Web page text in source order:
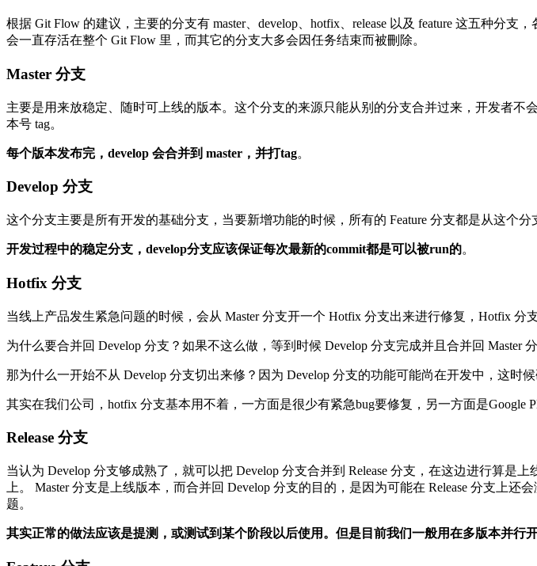
根据 Git Flow 的建议，主要的分支有 master、develop、hotfix、release 以及 feature 这五种分
会一直存活在整个 Git Flow 里，而其它的分支大多会因任务结束而被刪除。
Master 分支
主要是用来放稳定、随时可上线的版本。这个分支的来源只能从别的分支合并过来，开发者不
本号 tag。
每个版本发布完，develop 会合并到 master，并打tag。
Develop 分支
这个分支主要是所有开发的基础分支，当要新增功能的时候，所有的 Feature 分支都是从这个
开发过程中的稳定分支，develop分支应该保证每次最新的commit都是可以被run的。
Hotfix 分支
当线上产品发生紧急问题的时候，会从 Master 分支开一个 Hotfix 分支出来进行修复，Hotfix 分
为什么要合并回 Develop 分支？如果不这么做，等到时候 Develop 分支完成并且合并回 Master
那为什么一开始不从 Develop 分支切出来修？因为 Develop 分支的功能可能尚在开发中，这时
其实在我们公司，hotfix 分支基本用不着，一方面是很少有紧急bug要修复，另一方面是Google
Release 分支
当认为 Develop 分支够成熟了，就可以把 Develop 分支合并到 Release 分支，在这边进行算是
上。 Master 分支是上线版本，而合并回 Develop 分支的目的，是因为可能在 Release 分支上
题。
其实正常的做法应该是提测，或测试到某个阶段以后使用。但是目前我们一般用在多版本并行